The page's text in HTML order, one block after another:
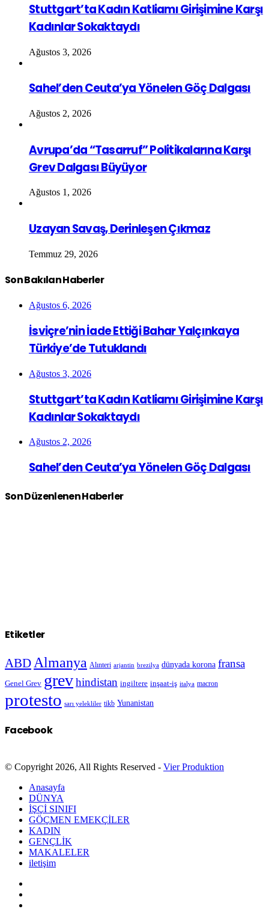
Stuttgart’ta Kadın Katliamı Girişimine Karşı
Kadınlar Sokaktaydı
Ağustos 3, 2026
Sahel’den Ceuta’ya Yönelen Göç Dalgası
Ağustos 2, 2026
Avrupa’da “Tasarruf” Politikalarına Karşı
Grev Dalgası Büyüyor
Ağustos 1, 2026
Uzayan Savaş, Derinleşen Çıkmaz
Temmuz 29, 2026
Son Bakılan Haberler
Ağustos 6, 2026
İsviçre’nin İade Ettiği Bahar Yalçınkaya
Türkiye’de Tutuklandı
Ağustos 3, 2026
Stuttgart’ta Kadın Katliamı Girişimine Karşı
Kadınlar Sokaktaydı
Ağustos 2, 2026
Sahel’den Ceuta’ya Yönelen Göç Dalgası
Son Düzenlenen Haberler
Etiketler
ABD Almanya Alınteri arjantin brezilya dünyada korona fransa
Genel Grev grevhindistan ingiltere inşaat-iş italya macron
protesto sarı yelekliler tikb Yunanistan
Facebook
© Copyright 2026, All Rights Reserved - Vier Produktion
Anasayfa
DÜNYA
İŞÇİ SINIFI
GÖÇMEN EMEKÇİLER
KADIN
GENÇLİK
MAKALELER
iletişim